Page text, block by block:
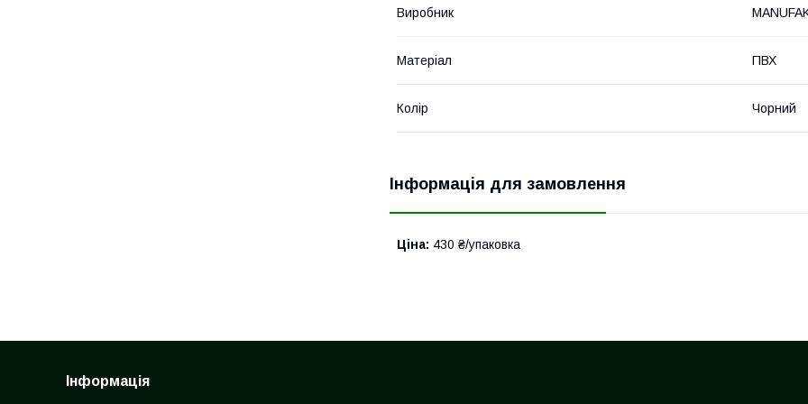
Виробник
Матеріал ПВХ
Колір Чорний
Інформація для замовлення
Ціна: 430 ₴/упаковка
Інформація